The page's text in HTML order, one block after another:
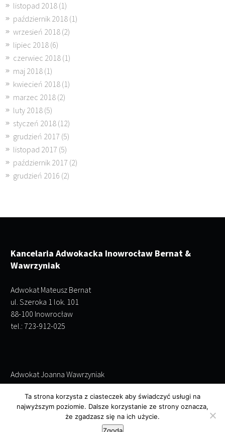
listopad 2018 (1)
październik 2018 (1)
wrzesień 2018 (2)
lipiec 2018 (6)
czerwiec 2018 (1)
maj 2018 (1)
kwiecień 2018 (1)
marzec 2018 (2)
luty 2018 (5)
styczeń 2018 (12)
grudzień 2017 (5)
listopad 2017 (5)
październik 2017 (2)
grudzień 2016 (2)
Kancelaria Adwokacka Inowrocław Bernat &
Wawrzyniak
Adwokat Mateusz Bernat
ul. Szeroka 1 lok. 101
88-100 Inowrocław
tel.: 723-912-025
Adwokat Joanna Wawrzyniak
ul. Szeroka 1 lok. 101
88-100 Inowrocław
tel.: 695-243-952
Ta strona korzysta z ciasteczek aby świadczyć usługi na
najwyższym poziomie. Dalsze korzystanie ze strony oznacza,
że zgadzasz się na ich użycie.